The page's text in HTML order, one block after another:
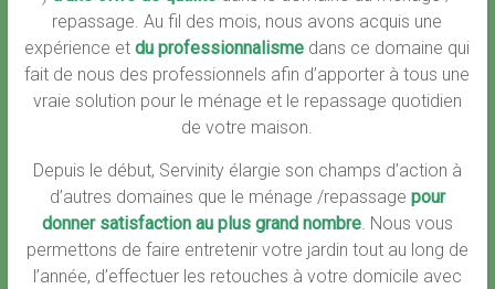
repassage. Au fil des mois, nous avons acquis une
expérience etdu professionnalisme dans ce domaine qui
fait de nous des professionnels afin d’apporter à tous une
vraie solution pour le ménage et le repassage quotidien
de votre maison.
Depuis le début, Servinity élargie son champs d’action à
d’autres domaines que le ménage /repassage pour
donner satisfaction au plus grand nombre. Nous vous
permettons de faire entretenir votre jardin tout au long de
l’année, d’effectuer les retouches à votre domicile avec